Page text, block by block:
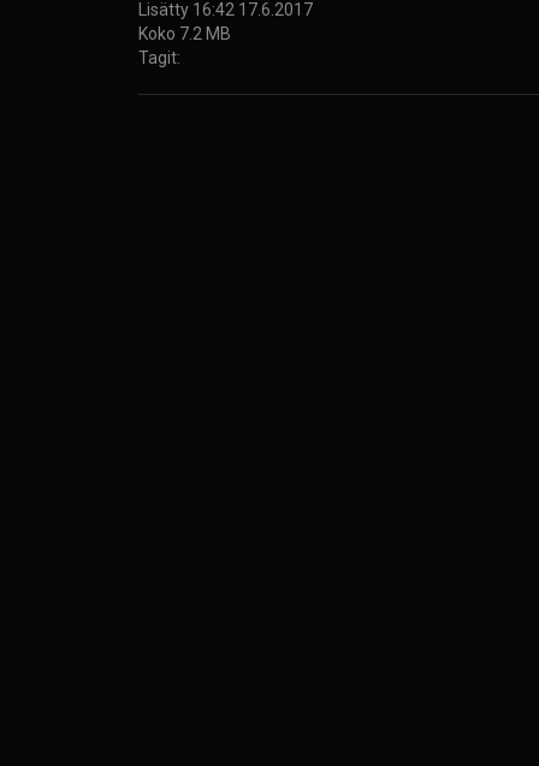
Lisätty 16:42 17.6.2017
Koko 7.2 MB
Tagit: